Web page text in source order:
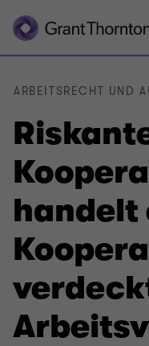
handelt
ARBEITSRECHT UND